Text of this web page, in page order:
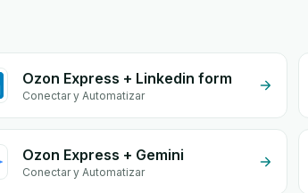
Ozon Express + Linkedin form
Conectar y Automatizar
Ozon Express + Gemini
Conectar y Automatizar